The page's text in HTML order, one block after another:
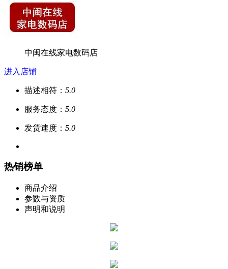
中闽在线家电数码店
进入店铺
描述相符： 5.0
服务态度： 5.0
发货速度： 5.0
热销榜单
商品介绍
参数与资质
声明和说明